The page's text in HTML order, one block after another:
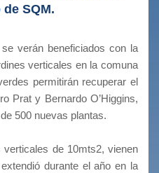
SQM.
verán beneficiados con la
verticales en la comuna
permitirán recuperar el
Prat y Bernardo O’Higgins,
500 nuevas plantas.
de 10mts2, vienen
durante el año en la